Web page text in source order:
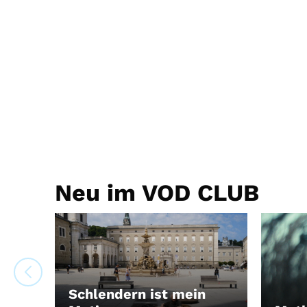
Neu im VOD CLUB
Schlendern ist mein